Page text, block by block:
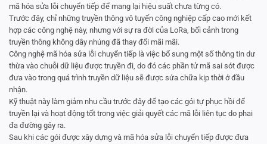
mã hóa sửa lỗi chuyển tiếp để mang lại hiệu suất chưa từng có.
Trước đây, chỉ những truyền thông vô tuyến công nghiệp cấp cao mới kết
hợp các công nghệ này, nhưng với sự ra đời của LoRa, bối cảnh trong
truyền thông không dây nhúng đã thay đổi mãi mãi.
Công nghệ mã hóa sửa lỗi chuyển tiếp là việc bổ sung một số thông tin dư
thừa vào chuỗi dữ liệu được truyền đi, do đó các phần tử mã sai sót được
đưa vào trong quá trình truyền dữ liệu sẽ được sửa chữa kịp thời ở đầu
nhận.
Kỹ thuật này làm giảm nhu cầu trước đây để tạo các gói tự phục hồi để
truyền lại và hoạt động tốt trong việc giải quyết các mã lỗi liên tục do phai
đa đường gây ra.
Sau khi các gói được xây dựng và mã hóa sửa lỗi chuyển tiếp được đưa